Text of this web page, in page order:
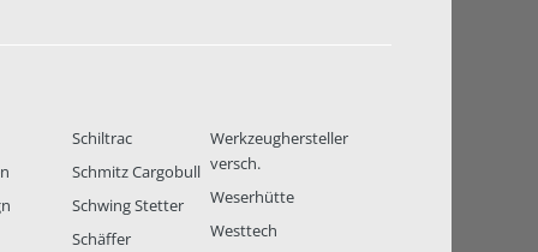
Schiltrac
Schmitz Cargobull
Schwing Stetter
Schäffer
Werkzeughersteller
versch.
Weserhütte
Westtech